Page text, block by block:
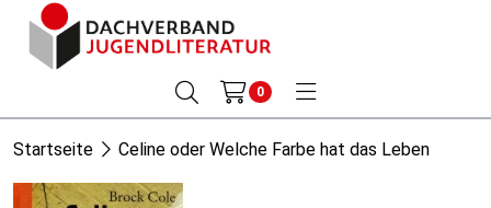
0
Startseite Celine oder Welche Farbe hat das Leben